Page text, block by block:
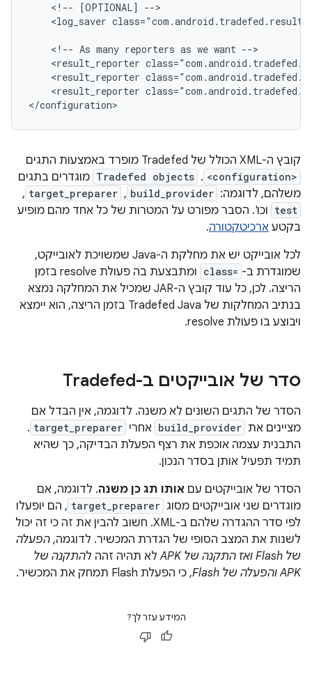
<!-- [OPTIONAL]
<log_saver
<!-- As many reporters as we want
<result_reporter
<result_reporter
<result_reporter
קובץ ה-XML הכולל של Tradefed מופרד באמצעות התגים
<configuration>
. ‫
Tradefed objects מוגדרים בתגים
משלהם, לדוגמה: build_provider
,‏
target_preparer
,‏
test וכו'. הסבר מפורט על המטרות של כל אחד מהם מופיע
בקטע ארכיטקטורה.
לכל אובייקט יש את מחלקת ה-Java שמשויכת לאובייקט,
שמוגדרת ב- class=
ומתבצעת בה פעולת resolve בזמן
הריצה. לכן, כל עוד קובץ ה-JAR שמכיל את המחלקה נמצא
בנתיב המחלקות של Tradefed Java בזמן הריצה, הוא יימצא
ויבוצע בו פעולת resolve.
סדר של אובייקטים ב-Tradefed
הסדר של התגים השונים לא משנה. לדוגמה, אין הבדל אם
מציינים את build_provider אחרי target_preparer
.
התבנית עצמה אוכפת את רצף הפעלת הבדיקה, כך שהיא
תמיד תפעיל אותן בסדר הנכון.
הסדר של אובייקטים עם אותו תג כן משנה. לדוגמה, אם
מוגדרים שני אובייקטים מסוג target_preparer , הם יופעלו
לפי סדר ההגדרה שלהם ב-XML. חשוב להבין את זה כי זה יכול
לשנות את המצב הסופי של הגדרת המכשיר. לדוגמה, הפעלה
של Flash ואז התקנה של APK
לא תהיה זהה להתקנה של
APK והפעלה של Flash
, כי הפעלת Flash תמחק את המכשיר.
המידע עזר לך?